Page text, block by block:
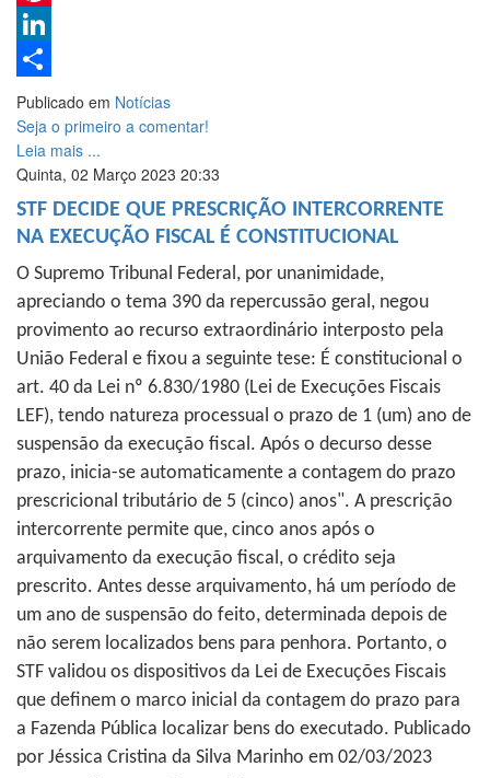
Pinterest
LinkedIn
Share
Publicado em Notícias
Seja o primeiro a comentar!
Leia mais ...
Quinta, 02 Março 2023 20:33
STF DECIDE QUE PRESCRIÇÃO INTERCORRENTE
NA EXECUÇÃO FISCAL É CONSTITUCIONAL
O Supremo Tribunal Federal, por unanimidade,
apreciando o tema 390 da repercussão geral, negou
provimento ao recurso extraordinário interposto pela
União Federal e fixou a seguinte tese: É constitucional o
art. 40 da Lei nº 6.830/1980 (Lei de Execuções Fiscais
LEF), tendo natureza processual o prazo de 1 (um) ano de
suspensão da execução fiscal. Após o decurso desse
prazo, inicia-se automaticamente a contagem do prazo
prescricional tributário de 5 (cinco) anos". A prescrição
intercorrente permite que, cinco anos após o
arquivamento da execução fiscal, o crédito seja
prescrito. Antes desse arquivamento, há um período de
um ano de suspensão do feito, determinada depois de
não serem localizados bens para penhora. Portanto, o
STF validou os dispositivos da Lei de Execuções Fiscais
que definem o marco inicial da contagem do prazo para
a Fazenda Pública localizar bens do executado. Publicado
por Jéssica Cristina da Silva Marinho em 02/03/2023